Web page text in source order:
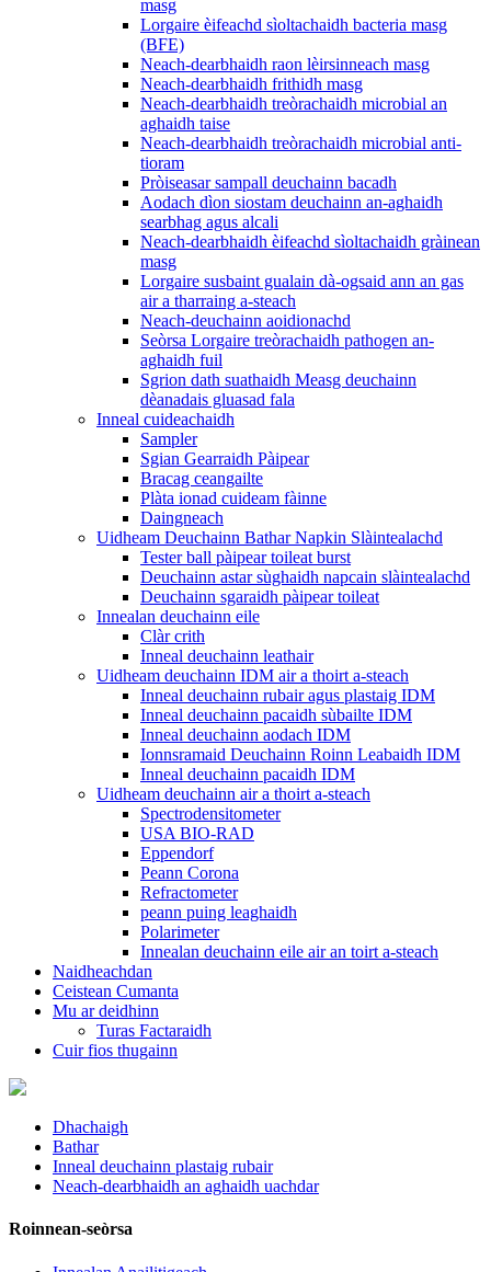
masg
Lorgaire èifeachd sìoltachaidh bacteria masg
(BFE)
Neach-dearbhaidh raon lèirsinneach masg
Neach-dearbhaidh frithidh masg
Neach-dearbhaidh treòrachaidh microbial an
aghaidh taise
Neach-dearbhaidh treòrachaidh microbial anti-
tioram
Pròiseasar sampall deuchainn bacadh
Aodach dìon siostam deuchainn an-aghaidh
searbhag agus alcali
Neach-dearbhaidh èifeachd sìoltachaidh gràinean
masg
Lorgaire susbaint gualain dà-ogsaid ann an gas
air a tharraing a-steach
Neach-deuchainn aoidionachd
Seòrsa Lorgaire treòrachaidh pathogen an-
aghaidh fuil
Sgrion dath suathaidh Measg deuchainn
dèanadais gluasad fala
Inneal cuideachaidh
Sampler
Sgian Gearraidh Pàipear
Bracag ceangailte
Plàta ionad cuideam fàinne
Daingneach
Uidheam Deuchainn Bathar Napkin Slàintealachd
Tester ball pàipear toileat burst
Deuchainn astar sùghaidh napcain slàintealachd
Deuchainn sgaraidh pàipear toileat
Innealan deuchainn eile
Clàr crith
Inneal deuchainn leathair
Uidheam deuchainn IDM air a thoirt a-steach
Inneal deuchainn rubair agus plastaig IDM
Inneal deuchainn pacaidh sùbailte IDM
Inneal deuchainn aodach IDM
Ionnsramaid Deuchainn Roinn Leabaidh IDM
Inneal deuchainn pacaidh IDM
Uidheam deuchainn air a thoirt a-steach
Spectrodensitometer
USA BIO-RAD
Eppendorf
Peann Corona
Refractometer
peann puing leaghaidh
Polarimeter
Innealan deuchainn eile air an toirt a-steach
Naidheachdan
Ceistean Cumanta
Mu ar deidhinn
Turas Factaraidh
Cuir fios thugainn
Dhachaigh
Bathar
Inneal deuchainn plastaig rubair
Neach-dearbhaidh an aghaidh uachdar
Roinnean-seòrsa